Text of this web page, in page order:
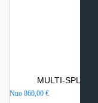
MULTI-SPLIT
Nuo 860,00 €